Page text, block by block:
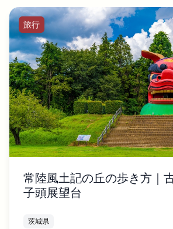
旅行
常陸風土記の丘の歩き方｜
子頭展望台
茨城県